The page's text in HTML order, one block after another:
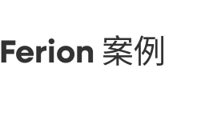
Ferion 案例